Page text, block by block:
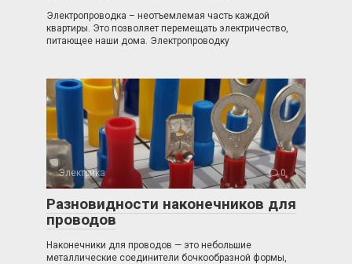
Электропроводка – неотъемлемая часть каждой
квартиры. Это позволяет перемещать электричество,
питающее наши дома. Электропроводку
Электрика 0
Разновидности наконечников для
проводов
Наконечники для проводов — это небольшие
металлические соединители бочкообразной формы,